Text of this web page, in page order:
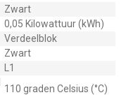
Zwart
0,05 Kilowattuur (kWh)
Verdeelblok
Zwart
L1
110 graden Celsius (°C)